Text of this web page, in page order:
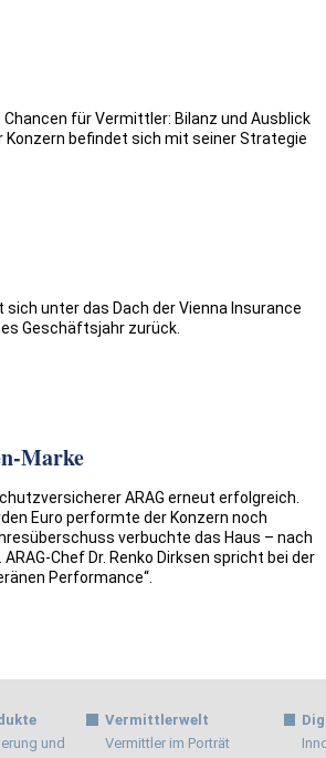
für Vermittler: Bilanz und Ausblick
Konzern befindet sich mit seiner Strategie
unter das Dach der Vienna Insurance
Geschäftsjahr zurück.
Marke
ARAG erneut erfolgreich.
Euro performte der Konzern noch
verbuchte das Haus – nach
Chef Dr. Renko Dirksen spricht bei der
Performance“.
und
Vermittlerwelt
Vermittler im Porträt